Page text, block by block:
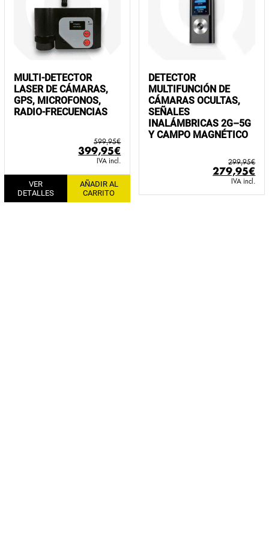
MULTI-DETECTOR
LASER DE CÁMARAS,
GPS, MICROFONOS,
RADIO-FRECUENCIAS
599,95€
El
precio
original
era:
599,95€.
399,95€
precio
actual
399,95€.
IVA incl.
VER
DETALLES
AÑADIR AL
CARRITO
DETECTOR
MULTIFUNCIÓN DE
CÁMARAS OCULTAS,
SEÑALES
INALÁMBRICAS 2G–5G
Y CAMPO MAGNÉTICO
299,95€
El
precio
original
279,95€
IVA incl.